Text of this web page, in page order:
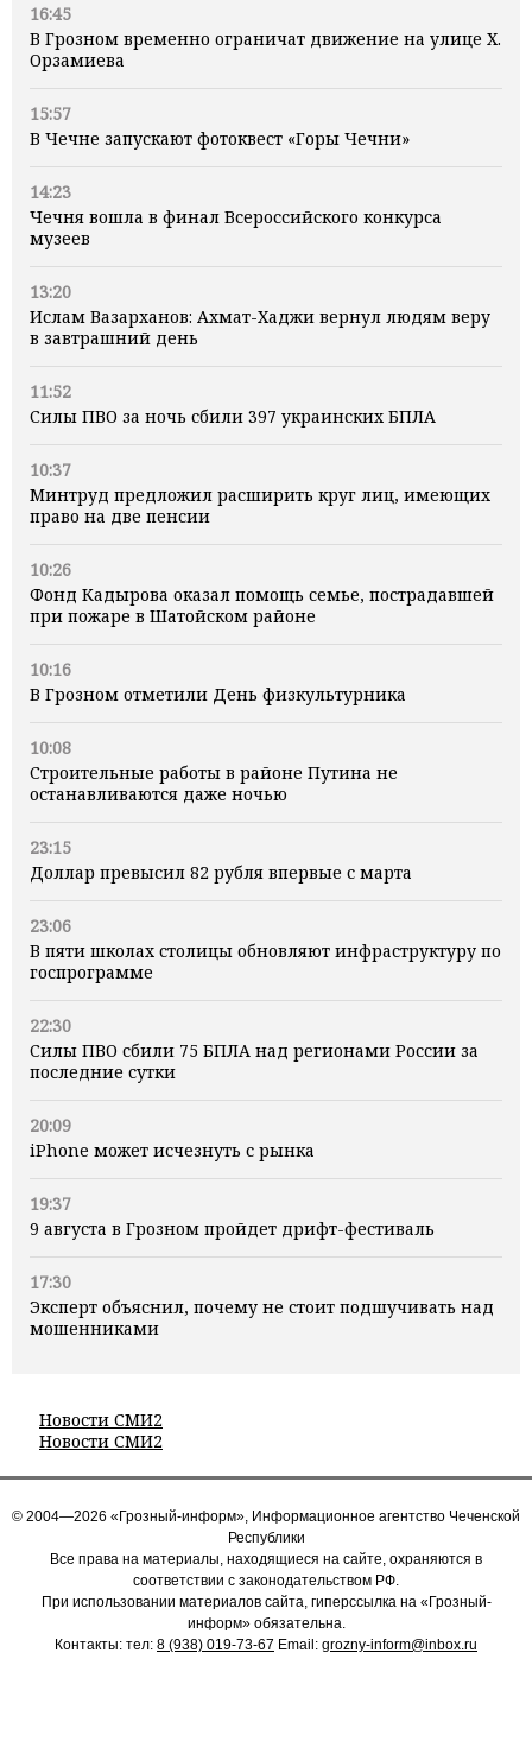
16:45
В Грозном временно ограничат движение на улице Х.
Орзамиева
15:57
В Чечне запускают фотоквест «Горы Чечни»
14:23
Чечня вошла в финал Всероссийского конкурса
музеев
13:20
Ислам Вазарханов: Ахмат-Хаджи вернул людям веру
в завтрашний день
11:52
Силы ПВО за ночь сбили 397 украинских БПЛА
10:37
Минтруд предложил расширить круг лиц, имеющих
право на две пенсии
10:26
Фонд Кадырова оказал помощь семье, пострадавшей
при пожаре в Шатойском районе
10:16
В Грозном отметили День физкультурника
10:08
Строительные работы в районе Путина не
останавливаются даже ночью
23:15
Доллар превысил 82 рубля впервые с марта
23:06
В пяти школах столицы обновляют инфраструктуру по
госпрограмме
22:30
Силы ПВО сбили 75 БПЛА над регионами России за
последние сутки
20:09
iPhone может исчезнуть с рынка
19:37
9 августа в Грозном пройдет дрифт-фестиваль
17:30
Эксперт объяснил, почему не стоит подшучивать над
мошенниками
Новости СМИ2
Новости СМИ2
© 2004—2026 «Грозный-информ», Информационное агентство Чеченской
Республики
Все права на материалы, находящиеся на сайте, охраняются в
соответствии с законодательством РФ.
При использовании материалов сайта, гиперссылка на «Грозный-
информ» обязательна.
Контакты: тел: 8 (938) 019-73-67 Email: grozny-inform@inbox.ru